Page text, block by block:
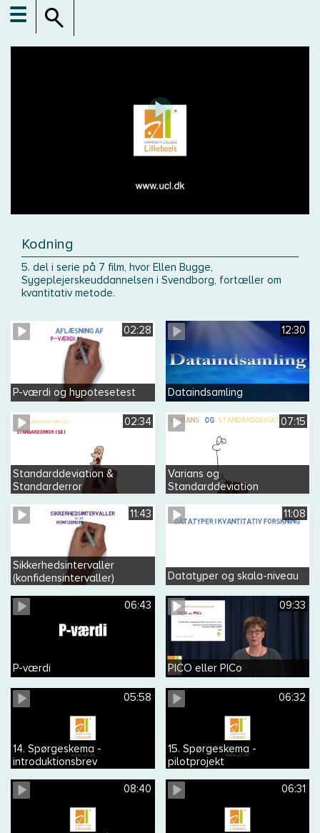
☰
Kodning
5. del i serie på 7 film, hvor Ellen Bugge,
Sygeplejerskeuddannelsen i Svendborg, fortæller om
kvantitativ metode.
02:28
P-værdi og hypotesetest
12:30
Dataindsamling
02:34
Standarddeviation &
Standarderror
07:15
Varians og
Standarddeviation
11:43
Sikkerhedsintervaller
(konfidensintervaller)
11:08
Datatyper og skala-niveau
06:43
P-værdi
09:33
PICO eller PICo
05:58
14. Spørgeskema -
introduktionsbrev
06:32
15. Spørgeskema -
pilotprojekt
08:40 06:31